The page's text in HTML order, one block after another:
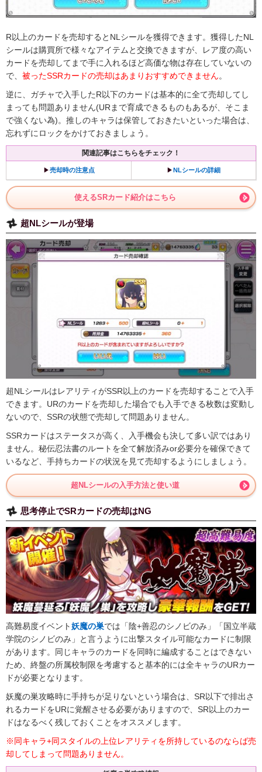
R以上のカードを売却するとNLシールを獲得できます。獲得したNL
シールは購買所で様々なアイテムと交換できますが、レア度の高い
カードを売却してまで手に入れるほど高価な物は存在していないの
で、 被ったSSRカードの売却はあまりおすすめできません。
逆に、ガチャで入手したR以下のカードは基本的に全て売却してし
まっても問題ありません(URまで育成できるものもあるが、そこま
で強くない為)。推しのキャラは保管しておきたいといった場合は、
忘れずにロックをかけておきましょう。
関連記事はこちらをチェック！
▶︎売却時の注意点 ▶︎NLシールの詳細
使えるSRカード紹介はこちら
超NLシールが登場
超NLシールはレアリティがSSR以上のカードを売却することで入手
できます。URのカードを売却した場合でも入手できる枚数は変動し
ないので、SSRの状態で売却して問題ありません。
SSRカードはステータスが高く、入手機会も決して多い訳ではあり
ません。秘伝忍法書のルートを全て解放済みor必要分を確保できて
いるなど、手持ちカードの状況を見て売却するようにしましょう。
超NLシールの入手方法と使い道
思考停止でSRカードの売却はNG
高難易度イベント妖魔の巣では「陰+善忍のシノビのみ」「国立半蔵
学院のシノビのみ」と言うように出撃スタイル可能なカードに制限
があります。同じキャラのカードを同時に編成することはできない
ため、終盤の所属校制限を考慮すると基本的には全キャラのURカー
ドが必要となります。
妖魔の巣攻略時に手持ちが足りないという場合は、SR以下で排出さ
れるカードをURに覚醒させる必要がありますので、SR以上のカー
ドはなるべく残しておくことをオススメします。
※同キャラ+同スタイルの上位レアリティを所持しているのならば売
却してしまって問題ありません。